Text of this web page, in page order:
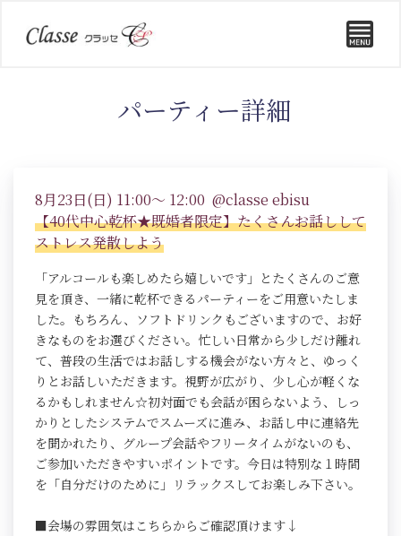
パーティー詳細
8月23日(日) 11:00～ 12:00 @classe ebisu
【40代中心乾杯★既婚者限定】たくさんお話しして
ストレス発散しよう
「アルコールも楽しめたら嬉しいです」とたくさんのご意
見を頂き、一緒に乾杯できるパーティーをご用意いたしま
した。もちろん、ソフトドリンクもございますので、お好
きなものをお選びください。忙しい日常から少しだけ離れ
て、普段の生活ではお話しする機会がない方々と、ゆっく
りとお話しいただきます。視野が広がり、少し心が軽くな
るかもしれません☆初対面でも会話が困らないよう、しっ
かりとしたシステムでスムーズに進み、お話し中に連絡先
を聞かれたり、グループ会話やフリータイムがないのも、
ご参加いただきやすいポイントです。今日は特別な１時間
を「自分だけのために」リラックスしてお楽しみ下さい。
■会場の雰囲気はこちらからご確認頂けます↓